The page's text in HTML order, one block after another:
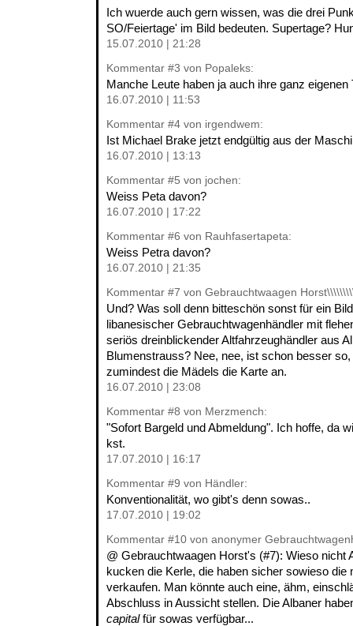
Ich wuerde auch gern wissen, was die drei
SO/Feiertage' im Bild bedeuten. Supertage?
15.07.2010 | 21:28
Kommentar #3 von Popaleks:
Manche Leute haben ja auch ihre ganz eigenen
16.07.2010 | 11:53
Kommentar #4 von irgendwem:
Ist Michael Brake jetzt endgültig aus der
16.07.2010 | 13:13
Kommentar #5 von jochen:
Weiss Peta davon?
16.07.2010 | 17:22
Kommentar #6 von Rauhfasertapeta:
Weiss Petra davon?
16.07.2010 | 21:35
Kommentar #7 von Gebrauchtwaagen
Und? Was soll denn bitteschön sonst für ein
libanesischer Gebrauchtwagenhändler mit
seriös dreinblickender Altfahrzeughändler aus
Blumenstrauss? Nee, nee, ist schon besser
zumindest die Mädels die Karte an.
16.07.2010 | 23:08
Kommentar #8 von Merzmench:
"Sofort Bargeld und Abmeldung". Ich hoffe, da
kst.
17.07.2010 | 16:17
Kommentar #9 von Händler:
Konventionalität, wo gibt's denn sowas..
17.07.2010 | 19:02
Kommentar #10 von anonymer
@ Gebrauchtwaagen Horst's (#7): Wieso nicht
kucken die Kerle, die haben sicher sowieso die
verkaufen. Man könnte auch eine, ähm,
Abschluss in Aussicht stellen. Die Albaner
capitalfür sowas verfügbar...